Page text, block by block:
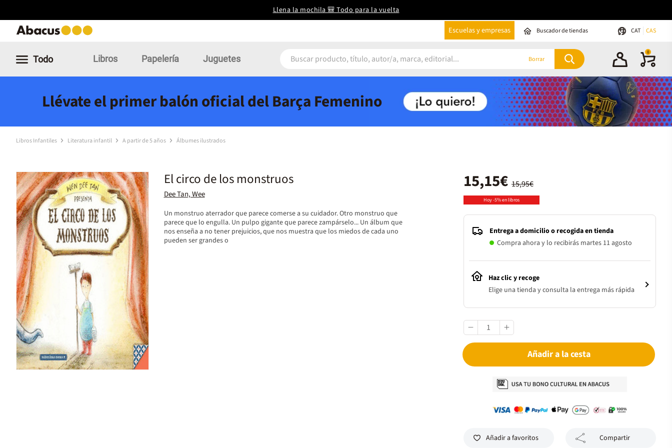
Llena la mochila 🎒 Todo para la vuelta
Escuelas y empresas Buscador de tiendas CAT CAS
Todo Libros Papelería Juguetes Borrar
0
Llévate el primer balón oficial del Barça Femenino
Libros Infantiles Literatura infantil A partir de 5 años Álbumes ilustrados
El circo de los monstruos
Dee Tan, Wee
Un monstruo aterrador que parece comerse a su cuidador. Otro monstruo que
parece que lo engulla. Un pulpo gigante que parece zampárselo... Un álbum que
nos enseña a no tener prejuicios, que nos muestra que los miedos de cada uno
pueden ser grandes o
15,95€
15,15€
Hoy -5% en libros
Entrega a domicilio o recogida en tienda
Compra ahora y lo recibirás martes 11 agosto
Haz clic y recoge
Elige una tienda y consulta la entrega más rápida
Añadir a la cesta
Añadir a favoritos Compartir